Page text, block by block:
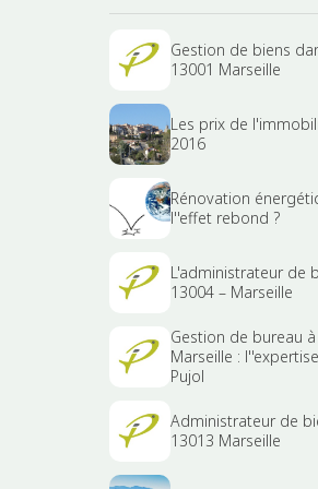
Gestion de biens
13001 Marseille
Les prix de
2016
Rénovation
l''effet rebond ?
L'administrateur de
13004 – Marseille
Gestion de bureau
Marseille :
Pujol
Administrateur de
13013 Marseille